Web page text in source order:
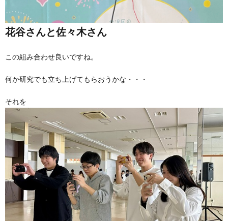
花谷さんと佐々木さん
この組み合わせ良いですね。
何か研究でも立ち上げてもらおうかな・・・
それを